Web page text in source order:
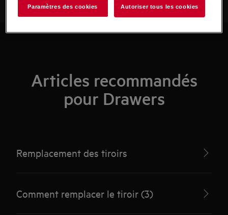
Articles recommandés
pour Drawers
Remplacement des tiroirs
Comment remplacer le tiroir (3)
Paramètres des cookies Autoriser tous les cookies